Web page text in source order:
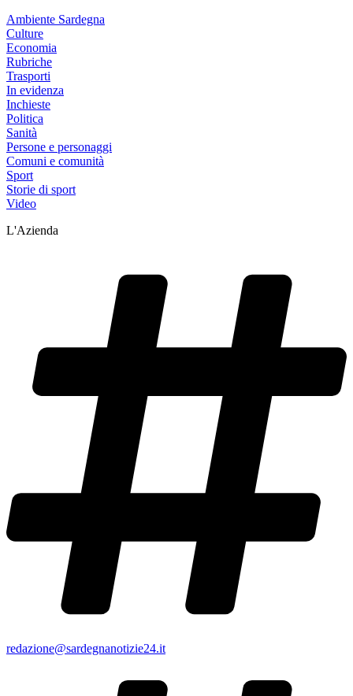
Ambiente Sardegna
Culture
Economia
Rubriche
Trasporti
In evidenza
Inchieste
Politica
Sanità
Persone e personaggi
Comuni e comunità
Sport
Storie di sport
Video
L'Azienda
redazione@sardegnanotizie24.it